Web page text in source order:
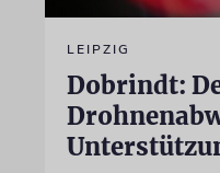
LEIPZIG
Dobrindt: